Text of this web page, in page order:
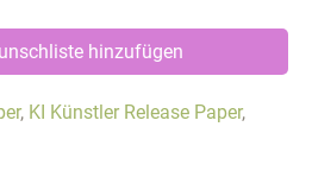
hinzufügen
, KI Künstler Release Paper,